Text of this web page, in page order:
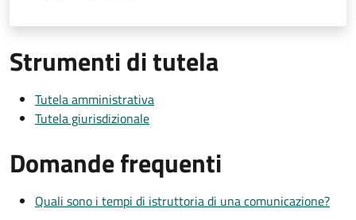
Strumenti di tutela
Tutela amministrativa
Tutela giurisdizionale
Domande frequenti
Quali sono i tempi di istruttoria di una comunicazione?